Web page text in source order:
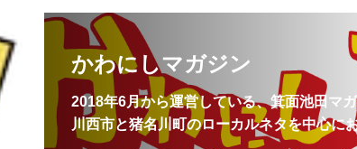
かわにしマガジン
2018年6月から運営している、箕面池田マ
川西市と猪名川町のローカルネタを中心に